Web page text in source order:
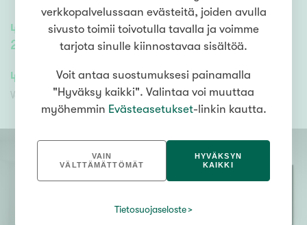
44 /44m²
2h, kt, s, kph, lasitettu terassi, oma piha
409 000,00 €
Velaton hinta
406 655,36 €
Myyntihinta
verkkopalvelussaan evästeitä, joiden avulla
sivusto toimii toivotulla tavalla ja voimme
tarjota sinulle kiinnostavaa sisältöä.
Voit antaa suostumuksesi painamalla
"Hyväksy kaikki". Valintaa voi muuttaa
myöhemmin Evästeasetukset-linkin kautta.
VAIN
VÄLTTÄMÄTTÖMÄT
HYVÄKSYN
KAIKKI
Tietosuojaseloste